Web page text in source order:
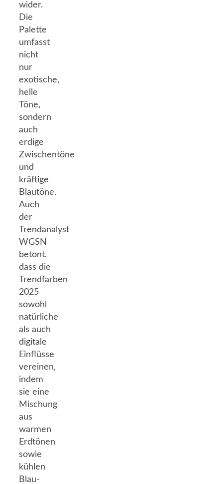
wider.
Die
Palette
umfasst
nicht
nur
exotische,
helle
Töne,
sondern
auch
erdige
Zwischentöne
und
kräftige
Blautöne.
Auch
der
Trendanalyst
WGSN
betont,
dass die
Trendfarben
2025
sowohl
natürliche
als auch
digitale
Einflüsse
vereinen,
indem
sie eine
Mischung
aus
warmen
Erdtönen
sowie
kühlen
Blau-